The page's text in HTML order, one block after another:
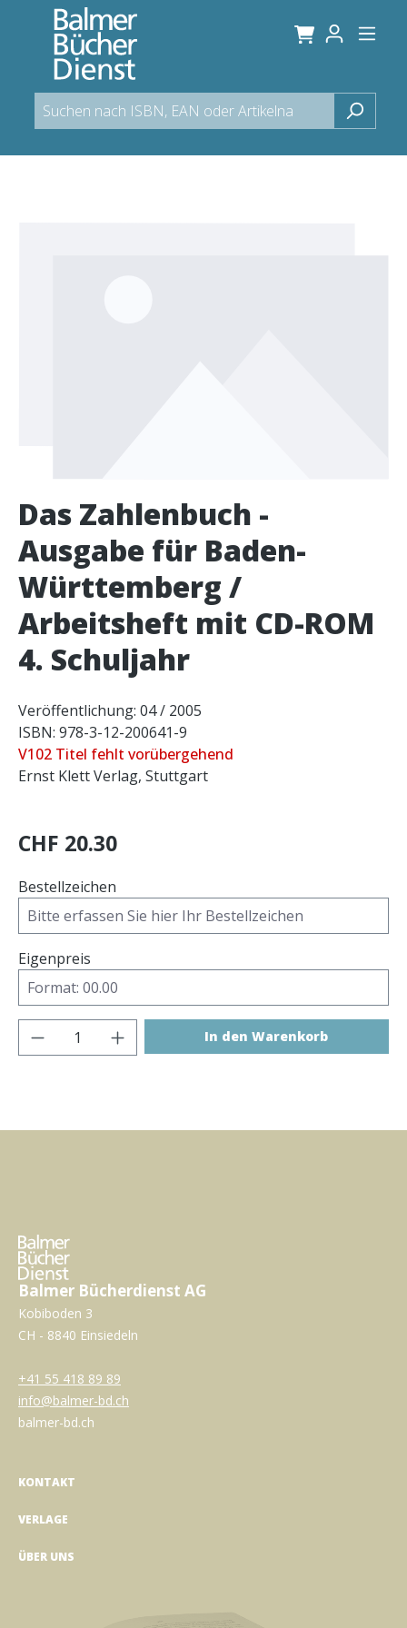
springen
Das Zahlenbuch -
Ausgabe für Baden-
Württemberg /
Arbeitsheft mit CD-ROM
4. Schuljahr
Veröffentlichung: 04 / 2005
ISBN: 978-3-12-200641-9
V102 Titel fehlt vorübergehend
Ernst Klett Verlag, Stuttgart
CHF 20.30
Bestellzeichen
Eigenpreis
Produkt Anzahl: Gib den gewünschten
In den Warenkorb
Balmer Bücherdienst AG
Kobiboden 3
CH - 8840 Einsiedeln
+41 55 418 89 89
info@balmer-bd.ch
balmer-bd.ch
KONTAKT
VERLAGE
ÜBER UNS